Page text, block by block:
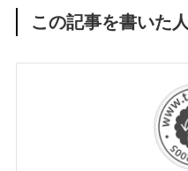
この記事を書いた人